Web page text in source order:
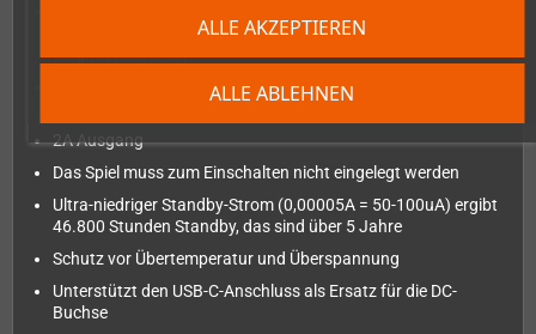
ALLE ABLEHNEN
ALLE AKZEPTIEREN
Leiterplatte in Zukunft einfacher zu debuggen und zu
diagnostizieren ist
2,5V bis 12V Eingang an Batteriequellen oder DC/USB-
2A Ausgang
Das Spiel muss zum Einschalten nicht eingelegt werden
Ultra-niedriger Standby-Strom (0,00005A = 50-100uA) ergibt
46.800 Stunden Standby, das sind über 5 Jahre
Schutz vor Übertemperatur und Überspannung
Unterstützt den USB-C-Anschluss als Ersatz für die DC-
Buchse